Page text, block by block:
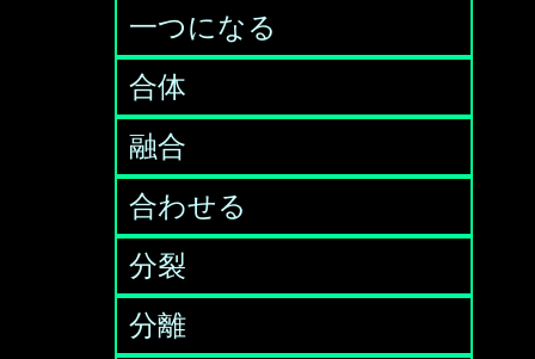
一つになる
合体
融合
合わせる
分裂
分離